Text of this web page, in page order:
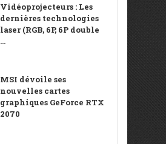
Vidéoprojecteurs : Les
dernières technologies
laser (RGB, 6P, 6P double
...
MSI dévoile ses
nouvelles cartes
graphiques GeForce RTX
2070